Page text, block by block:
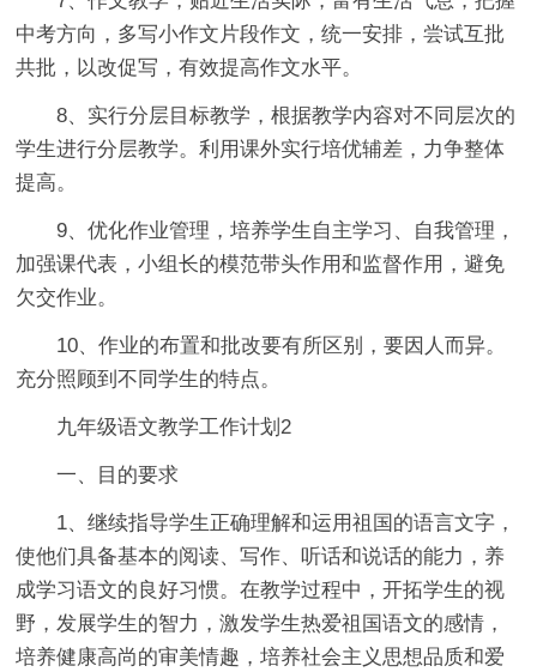
中考方向，多写小作文片段作文，统一安排，尝试互批
共批，以改促写，有效提高作文水平。
8、实行分层目标教学，根据教学内容对不同层次的
学生进行分层教学。利用课外实行培优辅差，力争整体
提高。
9、优化作业管理，培养学生自主学习、自我管理，
加强课代表，小组长的模范带头作用和监督作用，避免
欠交作业。
10、作业的布置和批改要有所区别，要因人而异。
充分照顾到不同学生的特点。
九年级语文教学工作计划2
一、目的要求
1、继续指导学生正确理解和运用祖国的语言文字，
使他们具备基本的阅读、写作、听话和说话的能力，养
成学习语文的良好习惯。在教学过程中，开拓学生的视
野，发展学生的智力，激发学生热爱祖国语文的感情，
培养健康高尚的审美情趣，培养社会主义思想品质和爱